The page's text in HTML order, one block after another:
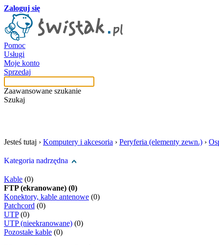
Zaloguj się
Pomoc
Usługi
Moje konto
Sprzedaj
Zaawansowane szukanie
Szukaj
Jesteś tutaj › Komputery i akcesoria › Peryferia (elementy zewn.) ›
Kategoria nadrzędna
Kable (0)
FTP (ekranowane) (0)
Konektory, kable antenowe (0)
Patchcord (0)
UTP(0)
UTP (nieekranowane) (0)
Pozostałe kable (0)